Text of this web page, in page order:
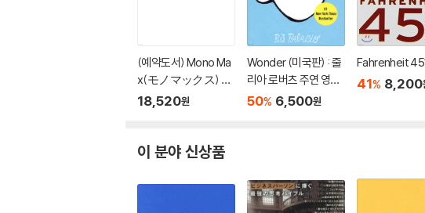
(예약도서) Mono Ma
x(モノマックス) 20
26年10月號
18,520원
Wonder (미국판) : 줄
리아 로버츠 주연 영화
'원더' 원작 소설
50% 6,500원
Fahrenheit
41% 8,200
이 분야 신상품